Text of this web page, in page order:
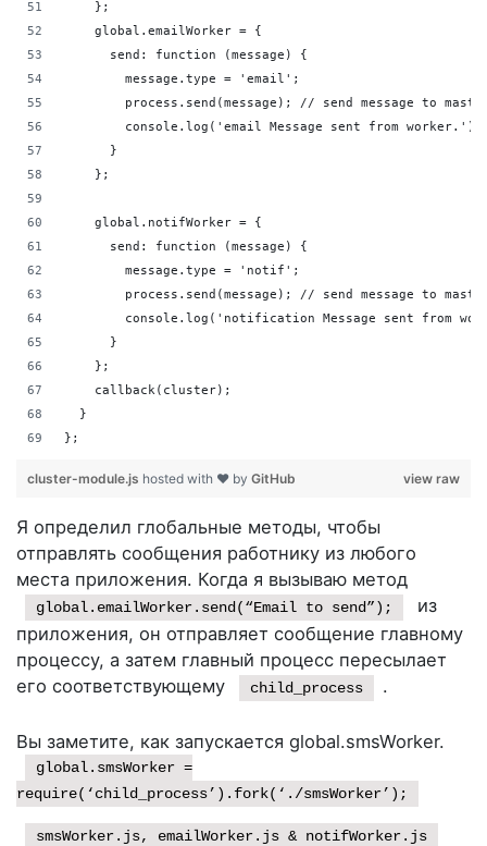
    };
    global.emailWorker = {
      send: function (message) {
        message.type = 'email';
process.send(message); // send message to
        console.log('email Message sent from worker.');
      }
    };
    global.notifWorker = {
      send: function (message) {
        message.type = 'notif';
process.send(message); // send message to
console.log('notification Message sent from
      }
    };
    callback(cluster);
  }
};
view raw
cluster-module.js hosted with ❤ by GitHub
Я определил глобальные методы, чтобы
отправлять сообщения работнику из любого
места приложения. Когда я вызываю метод
global.emailWorker.send(“Email to send”);
из
приложения, он отправляет сообщение главному
процессу, а затем главный процесс пересылает
его соответствующему
child_process .
Вы заметите, как запускается global.smsWorker.
global.smsWorker =
require(‘child_process’).fork(‘./smsWorker’);
smsWorker.js, emailWorker.js & notifWorker.js